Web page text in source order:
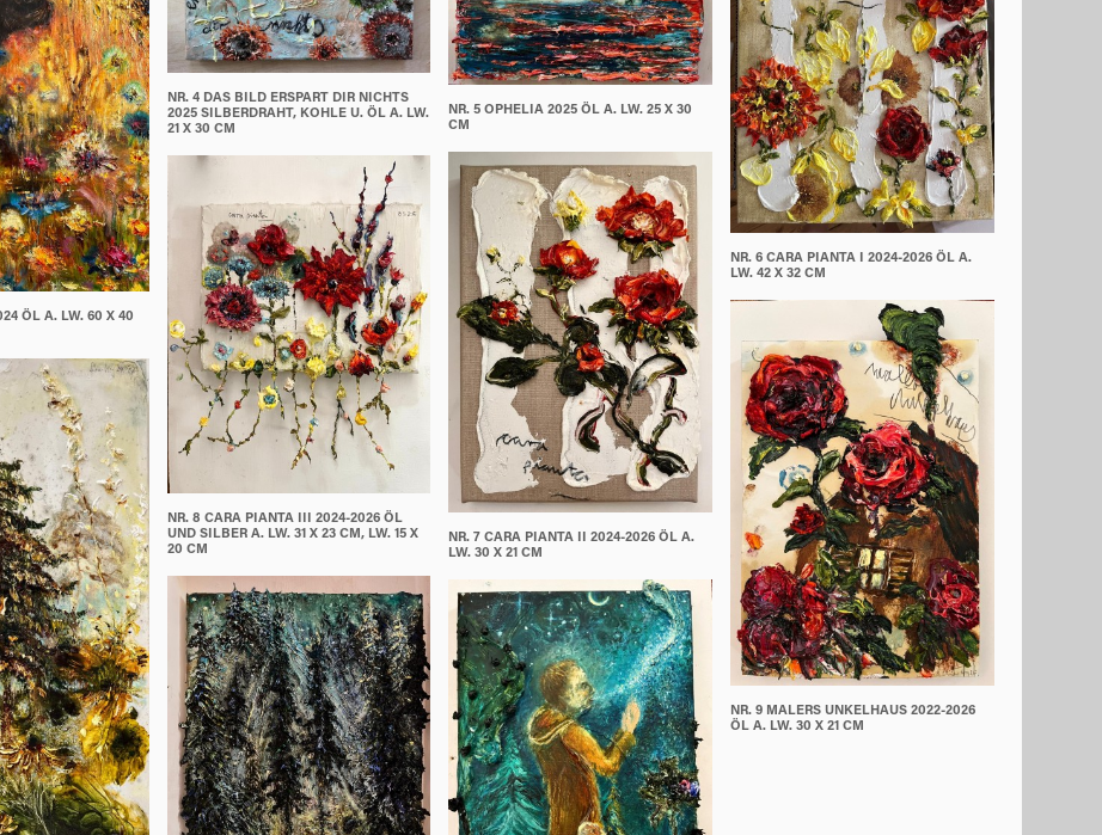
ÖL A. LW. 60 X 40
NR. 4 DAS BILD ERSPART DIR NICHTS
2025 SILBERDRAHT, KOHLE U. ÖL A. LW.
21 X 30 CM
NR. 8 CARA PIANTA III 2024-2026 ÖL
UND SILBER A. LW. 31 X 23 CM, LW. 15 X
20 CM
NR. 5 OPHELIA 2025 ÖL A. LW. 25 X 30
CM
NR. 7 CARA PIANTA II 2024-2026 ÖL A.
LW. 30 X 21 CM
NR. 6 CARA PIANTA I 2024-2026 ÖL A.
LW. 42 X 32 CM
NR. 9 MALERS UNKELHAUS 2022-2026
ÖL A. LW. 30 X 21 CM